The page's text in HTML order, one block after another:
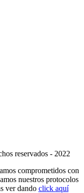
reservados - 2022
comprometidos con
nuestros protocolos
ver dando click aquí